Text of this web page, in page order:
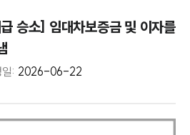
승소] 임대차보증금 및 이자를
: 2026-06-22